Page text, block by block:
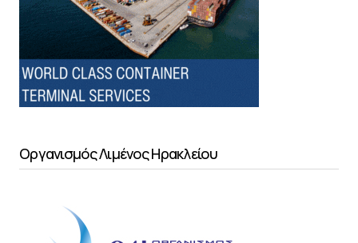
Οργανισμός Λιμένος Ηρακλείου